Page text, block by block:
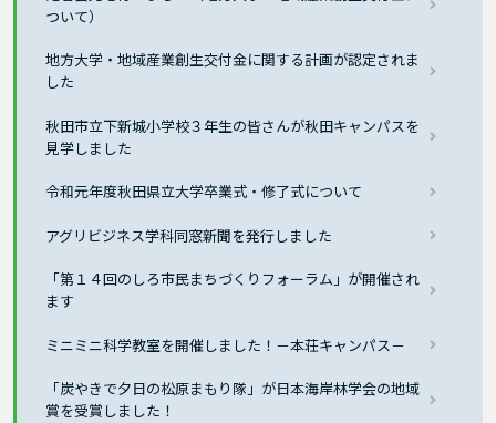
ついて）
地方大学・地域産業創生交付金に関する計画が認定されま
した
秋田市立下新城小学校３年生の皆さんが秋田キャンパスを
見学しました
令和元年度秋田県立大学卒業式・修了式について
アグリビジネス学科同窓新聞を発行しました
「第１４回のしろ市民まちづくりフォーラム」が開催され
ます
ミニミニ科学教室を開催しました！－本荘キャンパス－
「炭やきで夕日の松原まもり隊」が日本海岸林学会の地域
賞を受賞しました！